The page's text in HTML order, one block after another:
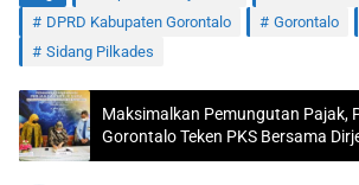
DPRD Kabupaten Gorontalo
Gorontalo
Sidang Pilkades
Maksimalkan Pemungutan Pajak,
Gorontalo Teken PKS Bersama